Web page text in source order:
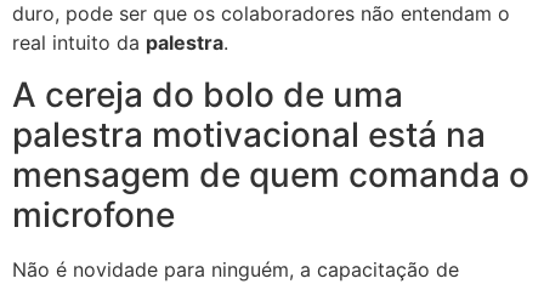
duro, pode ser que os colaboradores não entendam o
real intuito da palestra.
A cereja do bolo de uma
palestra motivacional está na
mensagem de quem comanda o
microfone
Não é novidade para ninguém, a capacitação de